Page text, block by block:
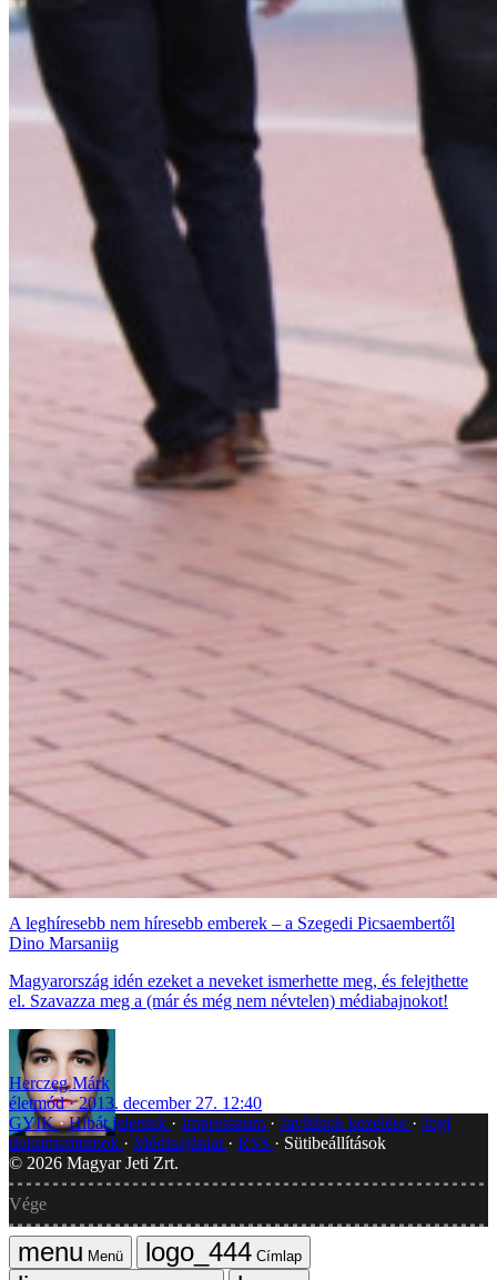
A leghíresebb nem híresebb emberek – a Szegedi Picsaembertől
Dino Marsaniig
Magyarország idén ezeket a neveket ismerhette meg, és felejthette
el. Szavazza meg a (már és még nem névtelen) médiabajnokot!
Herczeg Márk
életmód
2013. december 27. 12:40
GYIK Hibát jelentek Impresszum Javítások kezelése
Jogi
dokumentumok
Médiaajánlat RSS
Sütibeállítások
© 2026 Magyar Jeti Zrt.
Vége
Menü
Címlap